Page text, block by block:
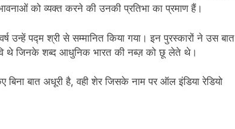
को व्यक्त करने की उनकी प्रतिभा का प्रमाण हैं।
उन्हें पद्म श्री से सम्मानित किया गया। इन पुरस्कारों ने उस बात
थे जिनके शब्द आधुनिक भारत की नब्ज़ को छू लेते थे।
बात अधूरी है, वही शेर जिसके नाम पर ऑल इंडिया रेडियो